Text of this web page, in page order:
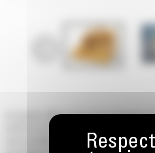
Les godets Cat® sont plus qu'un accessoire,
vous permettre un chargement à refus sans